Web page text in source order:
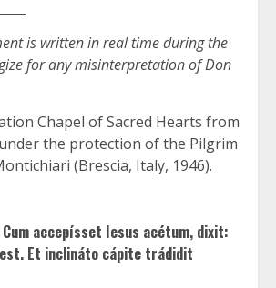
is written in real time during the
for any misinterpretation of Don
Chapel of Sacred Hearts from
the protection of the Pilgrim
(Brescia, Italy, 1946).
accepísset Iesus acétum, dixit:
est. Et inclináto cápite trádidit